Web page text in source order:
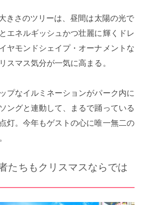
きさのツリーは、昼間は太陽の光で
エネルギッシュかつ壮麗に輝くドレ
ヤモンドシェイプ・オーナメントな
スマス気分が一気に高まる。
プなイルミネーションがパーク内に
ングと連動して、まるで踊っている
灯。今年もゲストの心に唯一無二の
たちもクリスマスならでは